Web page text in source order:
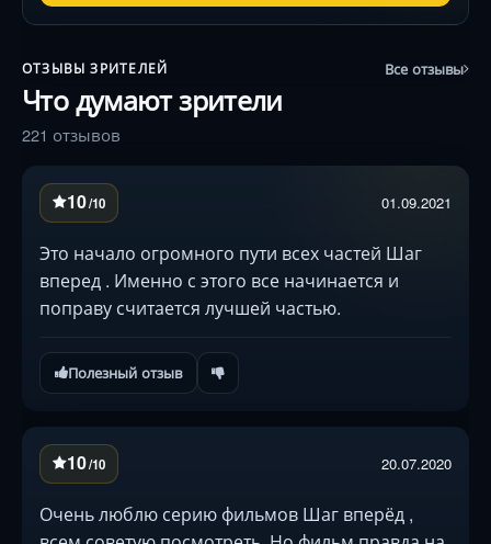
ОТЗЫВЫ ЗРИТЕЛЕЙ
Что думают зрители
221 отзывов
Все отзывы
10/10 01.09.2021
Это начало огромного пути всех частей Шаг
вперед . Именно с этого все начинается и
поправу считается лучшей частью.
Полезный отзыв
10/10 20.07.2020
Очень люблю серию фильмов Шаг вперёд ,